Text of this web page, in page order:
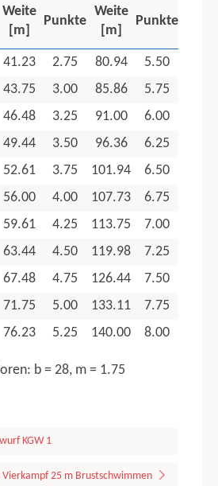
Weite
[m]
Punkte
Weite
[m]
Punkte
41.23 2.75 80.94
5.50
43.75 3.00 85.86
5.75
46.48 3.25 91.00
6.00
49.44 3.50 96.36
6.25
52.61 3.75 101.94
6.50
56.00 4.00 107.73
6.75
59.61 4.25 113.75
7.00
63.44 4.50 119.98
7.25
67.48 4.75 126.44
7.50
71.75 5.00 133.11
7.75
76.23 5.25 140.00 8.00
b = 28, m = 1.75
KGW 1
Vierkampf 25 m Brustschwimmen
Meisterschaft und Bundespokal
4 Kampf